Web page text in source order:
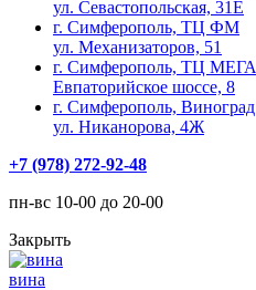
ул. Севастопольская, 31Е
г. Симферополь, ТЦ ФМ
ул. Механизаторов, 51
г. Симферополь, ТЦ
Евпаторийское шоссе, 8
г. Симферополь, Виноград
ул. Никанорова, 4Ж
+7 (978) 272-92-48
пн-вс 10-00 до 20-00
Закрыть
вина